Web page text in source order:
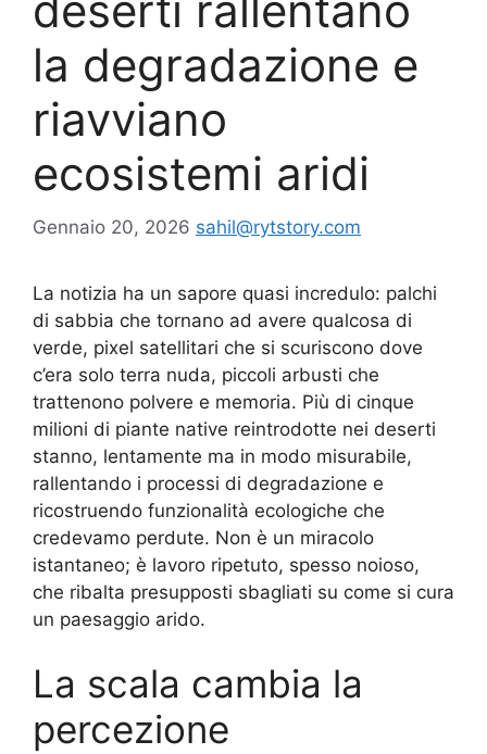
la degradazione e
riavviano
ecosistemi aridi
Gennaio 20, 2026 sahil@rytstory.com
La notizia ha un sapore quasi incredulo: palchi
di sabbia che tornano ad avere qualcosa di
verde, pixel satellitari che si scuriscono dove
c’era solo terra nuda, piccoli arbusti che
trattenono polvere e memoria. Più di cinque
milioni di piante native reintrodotte nei deserti
stanno, lentamente ma in modo misurabile,
rallentando i processi di degradazione e
ricostruendo funzionalità ecologiche che
credevamo perdute. Non è un miracolo
istantaneo; è lavoro ripetuto, spesso noioso,
che ribalta presupposti sbagliati su come si cura
un paesaggio arido.
La scala cambia la
percezione